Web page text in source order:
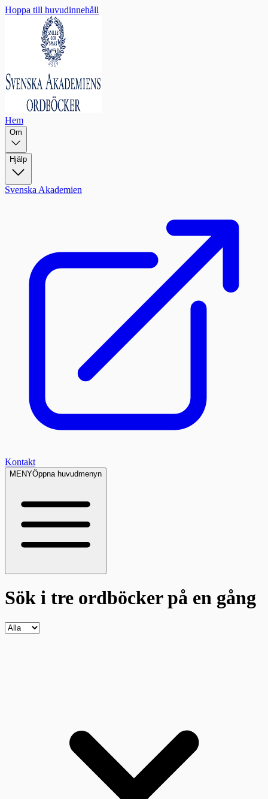
Hoppa till huvudinnehåll
Hem
Om
Hjälp
Svenska Akademien
Kontakt
MENYÖppna huvudmenyn
Sök i tre ordböckerpå en gång